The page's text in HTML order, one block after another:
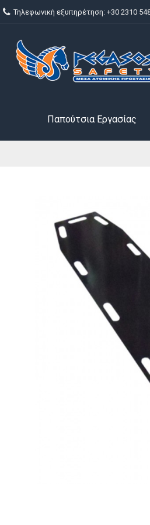
Τηλεφωνική εξυπηρέτηση: +30 2310
Παπούτσια Εργασίας